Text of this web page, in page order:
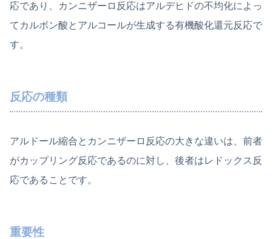
応であり、カンニザーロ反応はアルデヒドの不均化によっ
てカルボン酸とアルコールが生成する有機酸化還元反応で
す。
反応の種類
アルドール縮合とカンニザーロ反応の大きな違いは、前者
がカップリング反応であるのに対し、後者はレドックス反
応であることです。
重要性